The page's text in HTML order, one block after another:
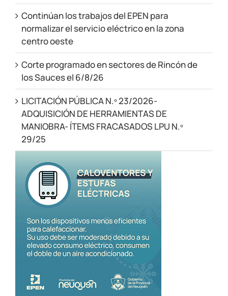
Continúan los trabajos del EPEN para
normalizar el servicio eléctrico en la zona
centro oeste
Corte programado en sectores de Rincón de
los Sauces el 6/8/26
LICITACIÓN PÚBLICA N.º 23/2026-
ADQUISICIÓN DE HERRAMIENTAS DE
MANIOBRA- ÍTEMS FRACASADOS LPU N.º
29/25